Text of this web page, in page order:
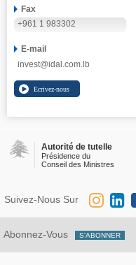
Fax
+961 1 983302
E-mail
invest@idal.com.lb
Autorité de tutelle
Présidence du
Conseil des Ministres
Abonnez-Vous
Suivez-Nous Sur